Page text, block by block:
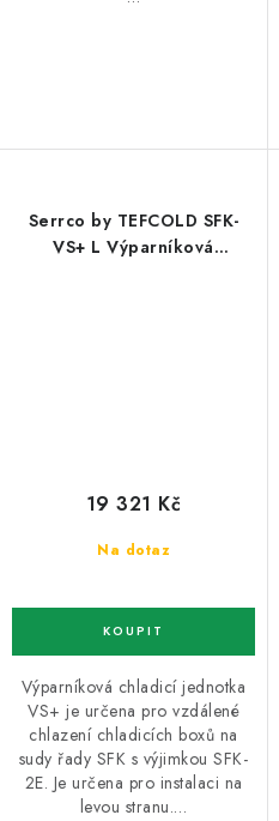
Serrco by TEFCOLD SFK-
VS+ L Výparníková
Na dotaz
19 321 Kč
Výparníková chladicí jednotka
VS+ je určena pro vzdálené
chlazení chladicích boxů na
sudy řady SFK s výjimkou SFK-
2E. Je určena pro instalaci na
levou stranu.…